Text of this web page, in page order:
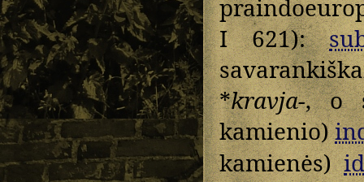
I 621):
*kravja-, o
kamienio)
kamienės)